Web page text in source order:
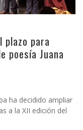
plazo para
poesía Juana
ha decidido ampliar
a la XII edición del